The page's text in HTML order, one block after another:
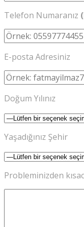
Telefon Numaranız
E-posta Adresiniz
Doğum Yılınız
Yaşadığınız Şehir
Probleminizden